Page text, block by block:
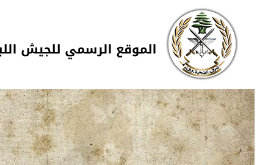
تجاوز إلى المحتوى الرئيسي
Skip to navigation